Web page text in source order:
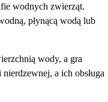
wodnych zwierząt.
płynącą wodą lub
wody, a gra
a ich obsługa